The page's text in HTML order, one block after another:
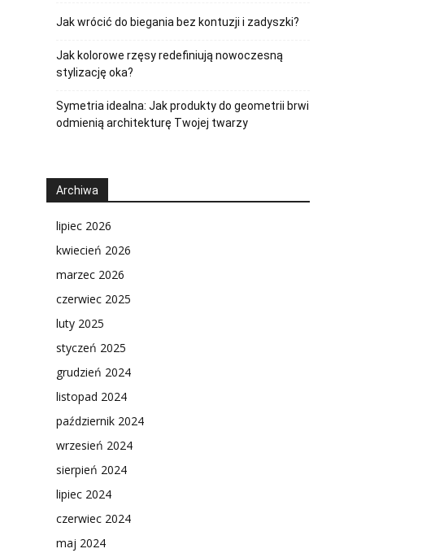
Jak wrócić do biegania bez kontuzji i zadyszki?
Jak kolorowe rzęsy redefiniują nowoczesną
stylizację oka?
Symetria idealna: Jak produkty do geometrii brwi
odmienią architekturę Twojej twarzy
Archiwa
lipiec 2026
kwiecień 2026
marzec 2026
czerwiec 2025
luty 2025
styczeń 2025
grudzień 2024
listopad 2024
październik 2024
wrzesień 2024
sierpień 2024
lipiec 2024
czerwiec 2024
maj 2024